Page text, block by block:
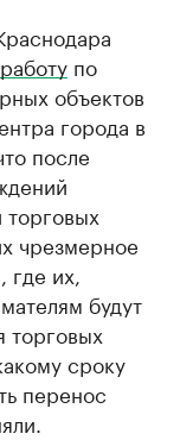
по
объектов
города в
после
чрезмерное
где их,
будут
торговых
сроку
перенос